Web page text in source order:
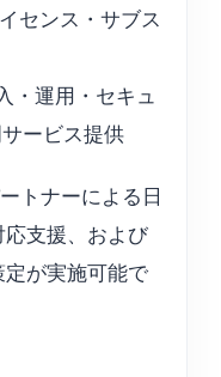
イセンス・サブス
・運用・セキュ
ービス提供
トナーによる日
支援、および
が実施可能で